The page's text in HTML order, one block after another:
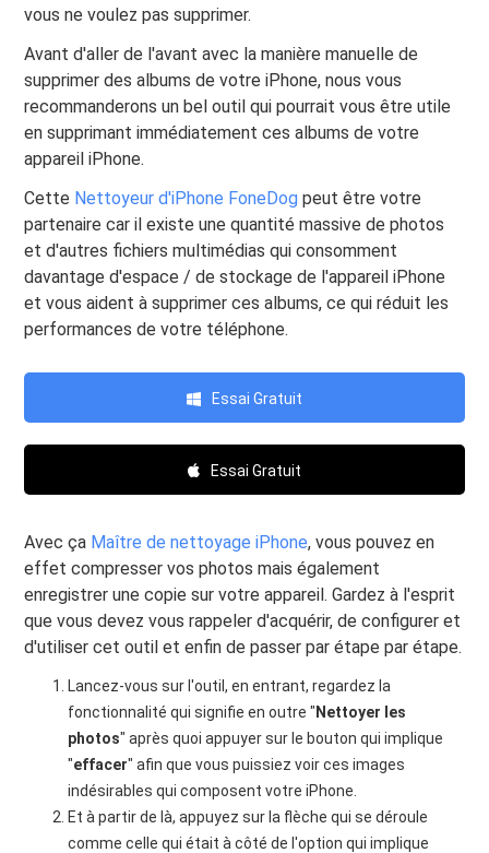
vous ne voulez pas supprimer.
Avant d'aller de l'avant avec la manière manuelle de
supprimer des albums de votre iPhone, nous vous
recommanderons un bel outil qui pourrait vous être utile
en supprimant immédiatement ces albums de votre
appareil iPhone.
Cette Nettoyeur d'iPhone FoneDog peut être votre
partenaire car il existe une quantité massive de photos
et d'autres fichiers multimédias qui consomment
davantage d'espace / de stockage de l'appareil iPhone
et vous aident à supprimer ces albums, ce qui réduit les
performances de votre téléphone.
Essai Gratuit
Essai Gratuit
Avec ça Maître de nettoyage iPhone, vous pouvez en
effet compresser vos photos mais également
enregistrer une copie sur votre appareil. Gardez à l'esprit
que vous devez vous rappeler d'acquérir, de configurer et
d'utiliser cet outil et enfin de passer par étape par étape.
Lancez-vous sur l'outil, en entrant, regardez la
fonctionnalité qui signifie en outre " Nettoyer les
photos" après quoi appuyer sur le bouton qui implique
"effacer" afin que vous puissiez voir ces images
indésirables qui composent votre iPhone.
Et à partir de là, appuyez sur la flèche qui se déroule
comme celle qui était à côté de l'option qui implique